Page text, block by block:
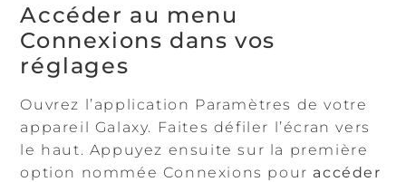
Accéder au menu
Connexions dans vos
réglages
Ouvrez l’application Paramètres de votre
appareil Galaxy. Faites défiler l’écran vers
le haut. Appuyez ensuite sur la première
option nommée Connexions pour accéder